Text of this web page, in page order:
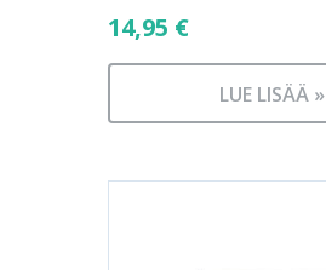
14,95 €
LUE LISÄÄ »